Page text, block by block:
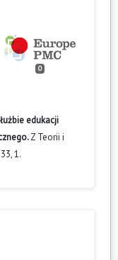
0
edukacji
Z Teorii i
33,1.